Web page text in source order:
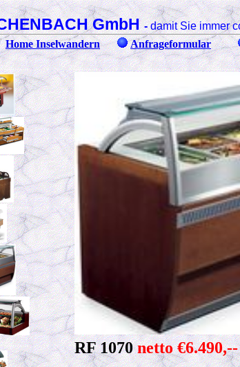
GmbH-damit Sie immer
Home Inselwandern Anfrageformular
RF 1070netto €6.490,--